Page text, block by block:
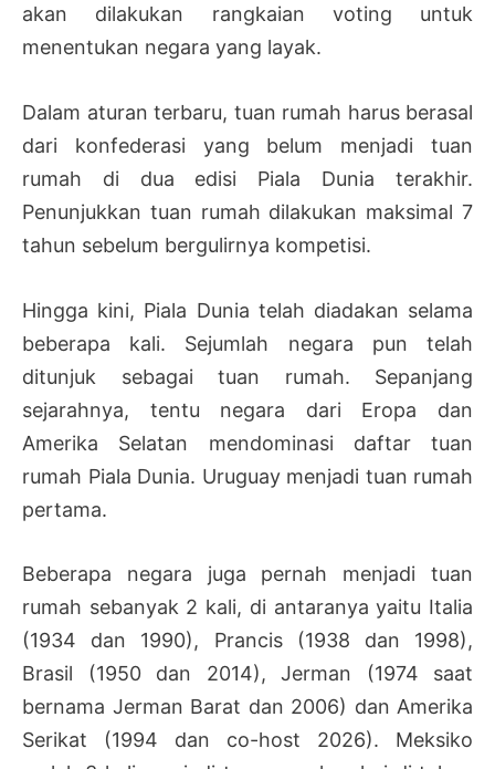
akan dilakukan rangkaian voting untuk
menentukan negara yang layak.
Dalam aturan terbaru, tuan rumah harus berasal
dari konfederasi yang belum menjadi tuan
rumah di dua edisi Piala Dunia terakhir.
Penunjukkan tuan rumah dilakukan maksimal 7
tahun sebelum bergulirnya kompetisi.
Hingga kini, Piala Dunia telah diadakan selama
beberapa kali. Sejumlah negara pun telah
ditunjuk sebagai tuan rumah. Sepanjang
sejarahnya, tentu negara dari Eropa dan
Amerika Selatan mendominasi daftar tuan
rumah Piala Dunia. Uruguay menjadi tuan rumah
pertama.
Beberapa negara juga pernah menjadi tuan
rumah sebanyak 2 kali, di antaranya yaitu Italia
(1934 dan 1990), Prancis (1938 dan 1998),
Brasil (1950 dan 2014), Jerman (1974 saat
bernama Jerman Barat dan 2006) dan Amerika
Serikat (1994 dan co-host 2026). Meksiko